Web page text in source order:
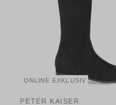
ONLINE EXKLUSIV
PETER KAISER